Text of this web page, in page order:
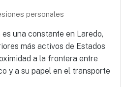
personales
una constante en Laredo,
más activos de Estados
a la frontera entre
y a su papel en el transporte